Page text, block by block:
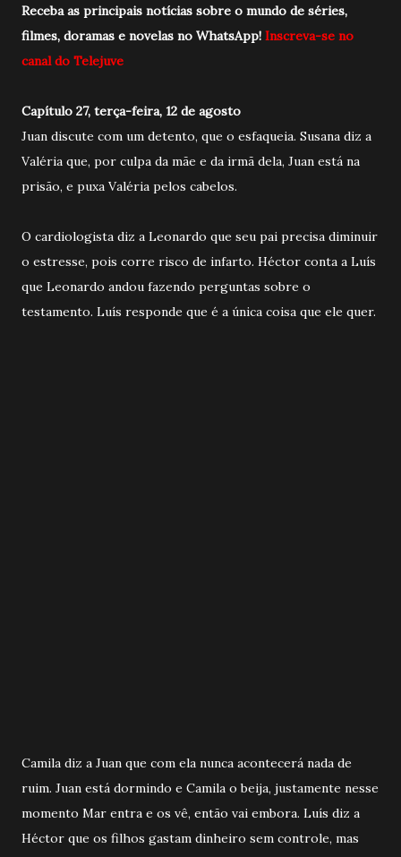
Receba as principais notícias sobre o mundo de séries,
filmes, doramas e novelas no WhatsApp! Inscreva-se no
canal do Telejuve
Capítulo 27, terça-feira, 12 de agosto
Juan discute com um detento, que o esfaqueia. Susana diz a
Valéria que, por culpa da mãe e da irmã dela, Juan está na
prisão, e puxa Valéria pelos cabelos.
O cardiologista diz a Leonardo que seu pai precisa diminuir
o estresse, pois corre risco de infarto. Héctor conta a Luís
que Leonardo andou fazendo perguntas sobre o
testamento. Luís responde que é a única coisa que ele quer.
Camila diz a Juan que com ela nunca acontecerá nada de
ruim. Juan está dormindo e Camila o beija, justamente nesse
momento Mar entra e os vê, então vai embora. Luís diz a
Héctor que os filhos gastam dinheiro sem controle, mas